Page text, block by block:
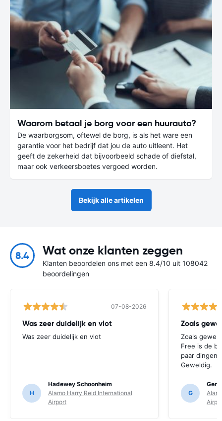
Waarom betaal je borg voor een huurauto?
De waarborgsom, oftewel de borg, is als het ware een
garantie voor het bedrijf dat jou de auto uitleent. Het
geeft de zekerheid dat bijvoorbeeld schade of diefstal,
maar ook verkeersboetes vergoed worden.
Bekijk alle artikelen
8.4 Wat onze klanten zeggen
Klanten beoordelen ons met een 8.4/10 uit 108042
beoordelingen
07-08-2026
Was zeer duidelijk en vlot
Was zeer duidelijk en vlot
H
Hadewey Schoonheim
Alamo Harry Reid International
Airport
Zoals
Free is de
paar dingen
Geweldig.
G
Ger